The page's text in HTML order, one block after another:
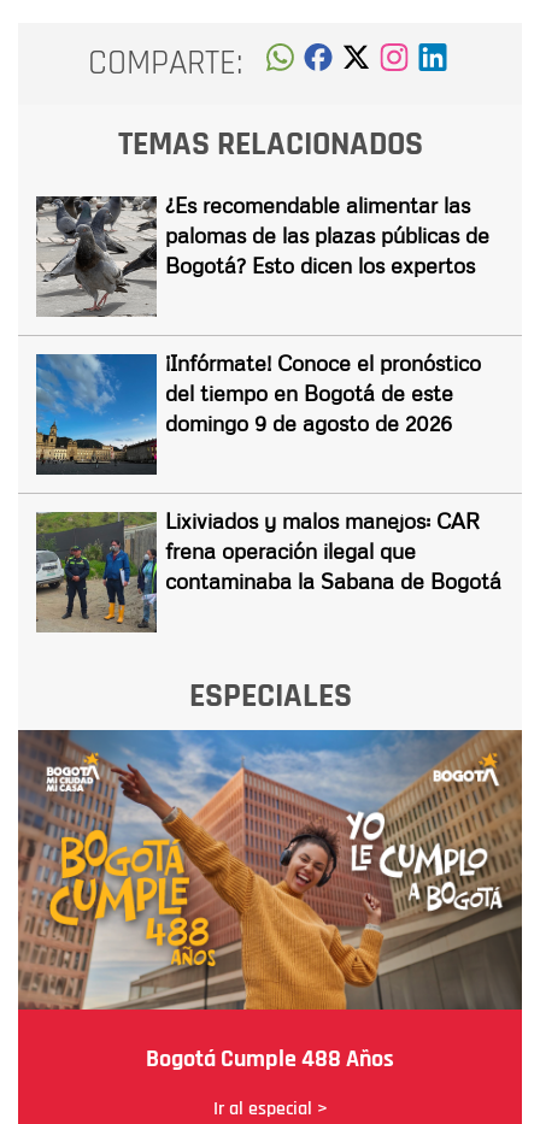
COMPARTE:
TEMAS RELACIONADOS
¿Es recomendable alimentar las
palomas de las plazas públicas de
Bogotá? Esto dicen los expertos
¡Infórmate! Conoce el pronóstico
del tiempo en Bogotá de este
domingo 9 de agosto de 2026
Lixiviados y malos manejos: CAR
frena operación ilegal que
contaminaba la Sabana de Bogotá
ESPECIALES
Bogotá Cumple 488 Años
Ir al especial >